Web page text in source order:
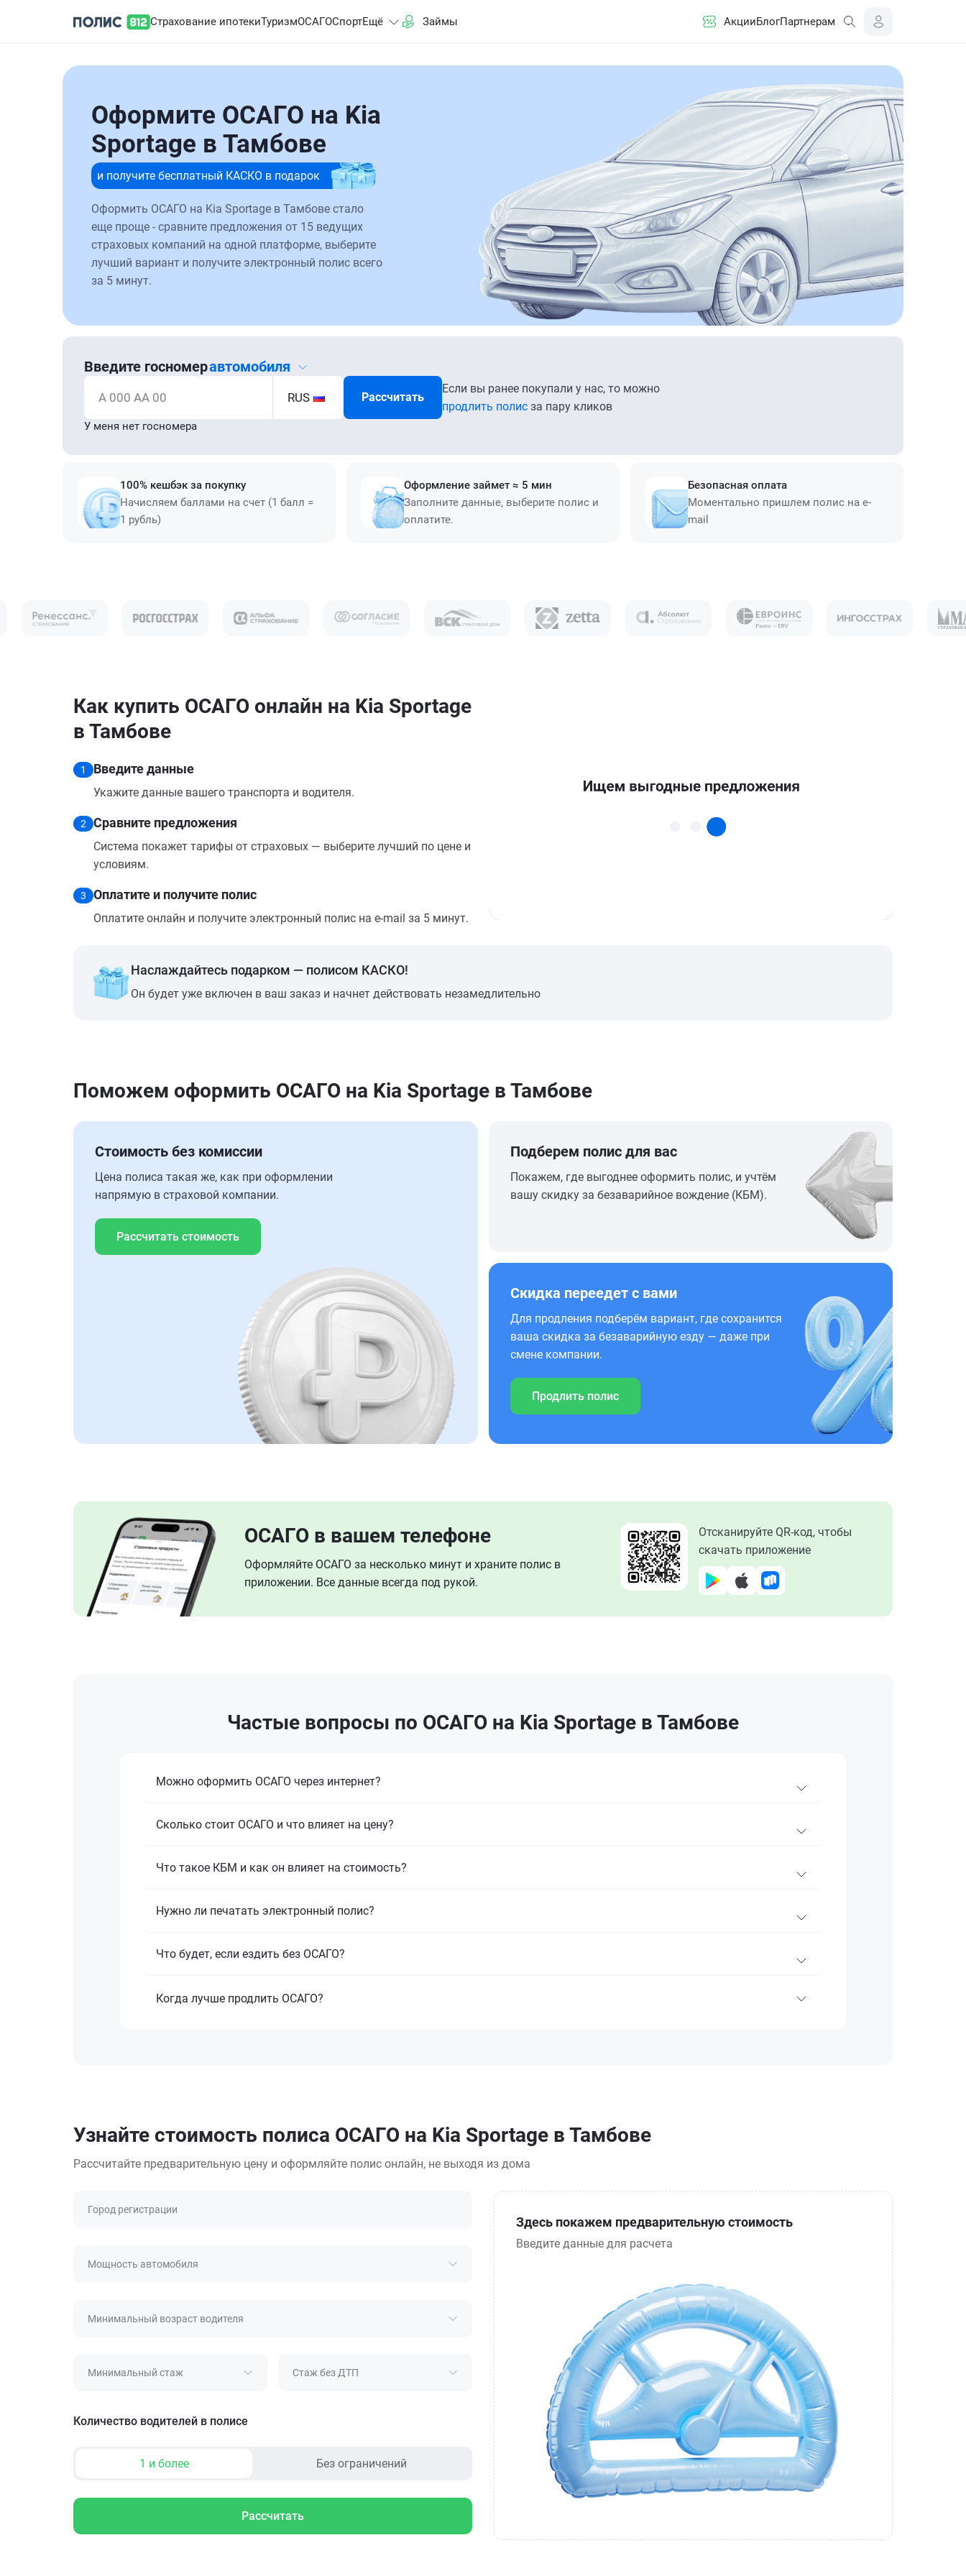
Страхование ипотекиТуризмОСАГОСпортЕщё Займы АкцииБлогПартнерам
Оформите ОСАГО на Kia
Sportage в Тамбове
и получите бесплатный КАСКО в подарок
Оформить ОСАГО на Kia Sportage в Тамбове стало
еще проще - сравните предложения от 15 ведущих
страховых компаний на одной платформе, выберите
лучший вариант и получите электронный полис всего
за 5 минут.
Введите госномеравтомобиля
А 000 АА 00 RUS Рассчитать
Если вы ранее покупали у нас, то можно
продлить полис за пару кликов
У меня нет госномера
100% кешбэк за покупку
Начисляем баллами на счет (1 балл =
1 рубль)
Оформление займет ≈ 5 мин
Заполните данные, выберите полис и
оплатите.
Безопасная оплата
Моментально пришлем полис на e-
mail
Как купить ОСАГО онлайн на Kia Sportage
в Тамбове
1 Введите данные
Укажите данные вашего транспорта и водителя.
2 Сравните предложения
Система покажет тарифы от страховых — выберите лучший по цене и
условиям.
3 Оплатите и получите полис
Оплатите онлайн и получите электронный полис на e-mail за 5 минут.
Наслаждайтесь подарком — полисом КАСКО!
Он будет уже включен в ваш заказ и начнет действовать незамедлительно
Поможем оформить ОСАГО на Kia Sportage в Тамбове
Стоимость без комиссии
Цена полиса такая же, как при оформлении
напрямую в страховой компании.
Рассчитать стоимость
Подберем полис для вас
Покажем, где выгоднее оформить полис, и учтём
вашу скидку за безаварийное вождение (КБМ).
Скидка переедет с вами
Для продления подберём вариант, где сохранится
ваша скидка за безаварийную езду — даже при
смене компании.
Продлить полис
ОСАГО в вашем телефоне
Оформляйте ОСАГО за несколько минут и храните полис в
приложении. Все данные всегда под рукой.
Отсканируйте QR-код, чтобы
скачать приложение
Частые вопросы по ОСАГО на Kia Sportage в Тамбове
Можно оформить ОСАГО через интернет?
Сколько стоит ОСАГО и что влияет на цену?
Что такое КБМ и как он влияет на стоимость?
Нужно ли печатать электронный полис?
Что будет, если ездить без ОСАГО?
Когда лучше продлить ОСАГО?
Узнайте стоимость полиса ОСАГО на Kia Sportage в Тамбове
Рассчитайте предварительную цену и оформляйте полис онлайн, не выходя из дома
Город регистрации
Мощность автомобиля
Минимальный возраст водителя
Минимальный стаж Стаж без ДТП
Количество водителей в полисе
1 и более Без ограничений
Рассчитать
Здесь покажем предварительную стоимость
Введите данные для расчета